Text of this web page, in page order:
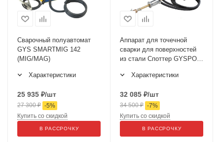
Сварочный полуавтомат
GYS SMARTMIG 142
(MIG/MAG)
Характеристики
25 935 ₽/шт
27 300₽ -5%
Купить со скидкой
В РАССРОЧКУ
Аппарат для точечной
сварки для поверхностей
из стали Споттер GYSPOT
Характеристики
32 085 ₽/шт
34 500₽ -7%
Купить со скидкой
В РАССРОЧКУ